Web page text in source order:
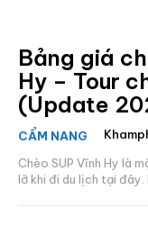
Bảng giá
Hy – Tour
(Update
CẨM NANG
Chèo SUP Vĩnh Hy là
lỡ khi đi du lịch tại đây.